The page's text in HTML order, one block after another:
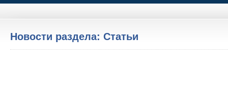
Новости раздела: Статьи